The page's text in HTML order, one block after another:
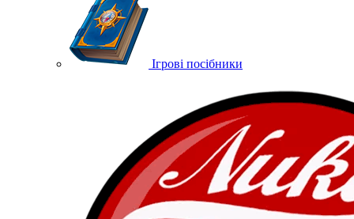
Ігрові посібники